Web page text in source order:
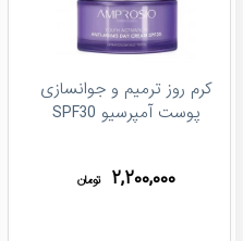
کرم روز ترمیم و جوانسازی
پوست آمپرسیو SPF30
۲,۲۰۰,۰۰۰ تومان